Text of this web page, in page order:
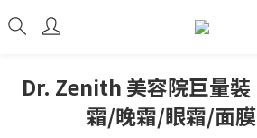
Dr. Zenith 美容院巨量裝
霜/晚霜/眼霜/面膜